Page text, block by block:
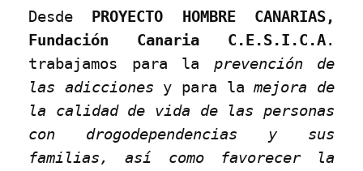
Desde
PROYECTO HOMBRE CANARIAS,
Fundación Canaria C.E.S.I.C.A.
trabajamos para la prevención de
las adicciones y para lamejora de
la calidad de vida de las personas
con drogodependencias y sus
familias, así como favorecer la